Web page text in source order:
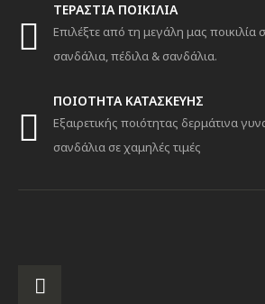
ΤΕΡΑΣΤΙΑ ΠΟΙΚΙΛΙΑ
Επιλέξτε από τη μεγάλη μας ποικιλία
σανδάλια, πέδιλα & σανδάλια.
ΠΟΙΟΤΗΤΑ ΚΑΤΑΣΚΕΥΗΣ
Εξαιρετικής ποιότητας δερμάτινα
σανδάλια σε χαμηλές τιμές